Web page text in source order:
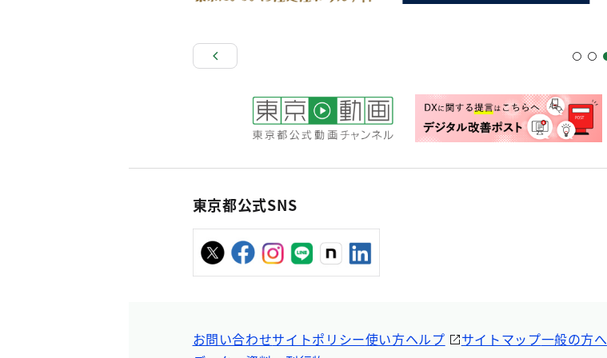
東京都公式SNS
お問い合わせサイトポリシー使い方ヘルプ サイトマップ一般の方へ